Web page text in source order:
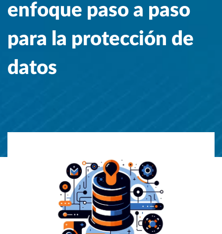
enfoque paso a paso
para la protección de
datos